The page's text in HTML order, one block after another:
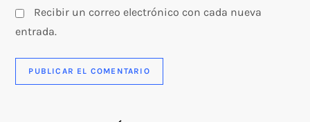
Recibir un correo electrónico con cada nueva
entrada.